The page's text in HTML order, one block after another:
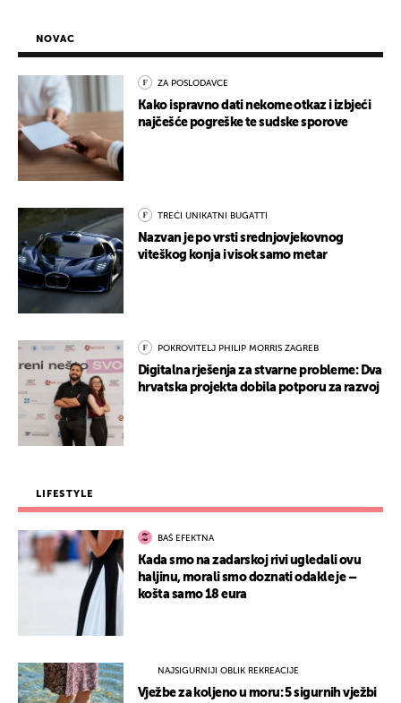
NOVAC
ZA POSLODAVCE
Kako ispravno dati nekome otkaz i izbjeći
najčešće pogreške te sudske sporove
TREĆI UNIKATNI BUGATTI
Nazvan je po vrsti srednjovjekovnog
viteškog konja i visok samo metar
POKROVITELJ PHILIP MORRIS ZAGREB
Digitalna rješenja za stvarne probleme: Dva
hrvatska projekta dobila potporu za razvoj
LIFESTYLE
BAŠ EFEKTNA
Kada smo na zadarskoj rivi ugledali ovu
haljinu, morali smo doznati odakle je –
košta samo 18 eura
NAJSIGURNIJI OBLIK REKREACIJE
Vježbe za koljeno u moru: 5 sigurnih vježbi